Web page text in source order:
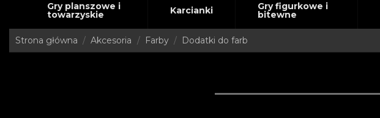
Gry planszowe i
towarzyskie Karcianki Gry figurkowe i
bitewne
Strona główna Akcesoria Farby Dodatki do farb